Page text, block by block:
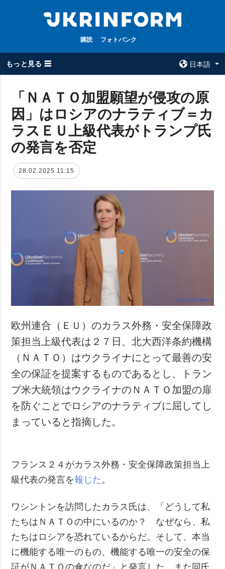
購読 フォトバンク
もっと見る ☰
日本語
全てのトピック
戦争
被占領地
経済・復興
防衛
事故・緊急事態
ウクルインフォ
ルム
ウクルインフォル
インタビュー
写真
動画
フォトバンク
「ＮＡＴＯ加盟願望が侵攻の原
因」はロシアのナラティブ＝カ
ラスＥＵ上級代表がトランプ氏
の発言を否定
28.02.2025 11:15
欧州連合（ＥＵ）のカラス外務・安全保障政
策担当上級代表は２７日、北大西洋条約機構
（ＮＡＴＯ）はウクライナにとって最善の安
全の保証を提案するものであるとし、トラン
プ米大統領はウクライナのＮＡＴＯ加盟の扉
を防ぐことでロシアのナラティブに屈してし
まっていると指摘した。
フランス２４がカラス外務・安全保障政策担当上
級代表の発言を報じた 。
ワシントンを訪問したカラス氏は、「どうして私
たちはＮＡＴＯの中にいるのか？ なぜなら、私
たちはロシアを恐れているからだ。そして、本当
に機能する唯一のもの、機能する唯一の安全の保
証がＮＡＴＯの傘なのだ」と発言した。また同氏